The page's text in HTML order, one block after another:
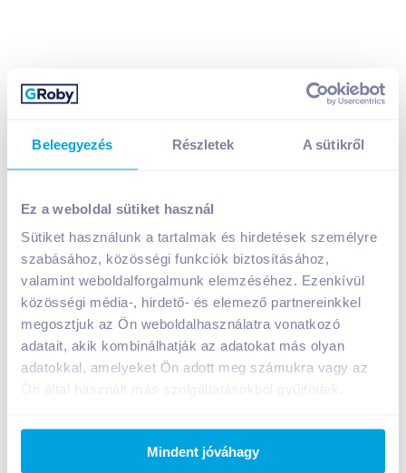
Beleegyezés Részletek A sütikről
Ez a weboldal sütiket használ
Sütiket használunk a tartalmak és hirdetések személyre
szabásához, közösségi funkciók biztosításához,
valamint weboldalforgalmunk elemzéséhez. Ezenkívül
közösségi média-, hirdető- és elemező partnereinkkel
megosztjuk az Ön weboldalhasználatra vonatkozó
adatait, akik kombinálhatják az adatokat más olyan
adatokkal, amelyeket Ön adott meg számukra vagy az
Mindent jóváhagy
Lenor Unstoppables parfümgyöngyök 210 g dreams
A termék jelenleg nem elérhető
Bevásárlólistához adom Értesíts, ha olcsóbb!
Termékleírás a(z)Lenor Unstoppables
parfümgyöngyök 210 g dreamstermékhez:
kölcsönöz a ruháknak (tárolt ruhák esetén), így
mindig érezheti rajtuk kedvenc illatát. Akik a